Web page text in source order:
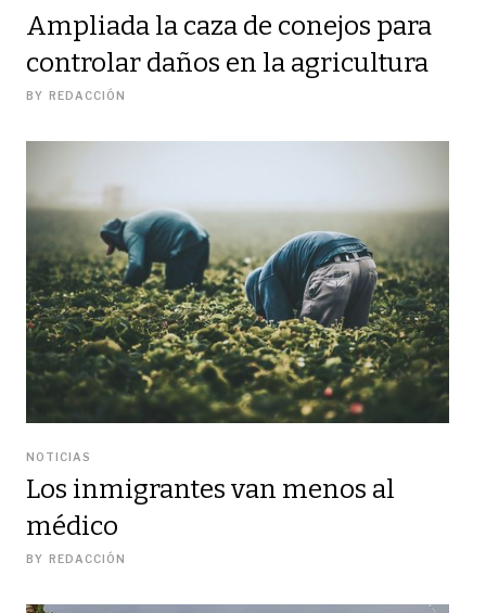
Ampliada la caza de conejos para
controlar daños en la agricultura
BY REDACCIÓN
NOTICIAS
Los inmigrantes van menos al
médico
BY REDACCIÓN